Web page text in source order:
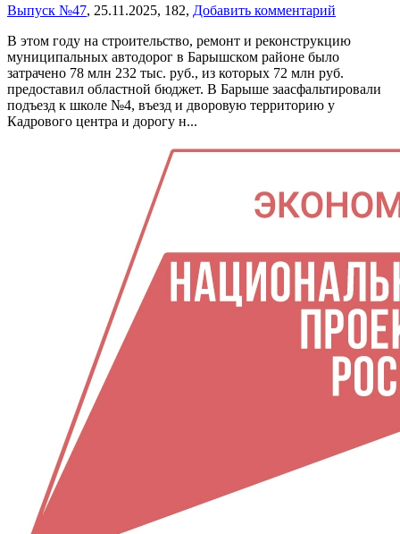
Выпуск №47, 25.11.2025, 182, Добавить комментарий
В этом году на строительство, ремонт и реконструкцию
муниципальных автодорог в Барышском районе было
затрачено 78 млн 232 тыс. руб., из которых 72 млн руб.
предоставил областной бюджет. В Барыше заасфальтировали
подъезд к школе №4, въезд и дворовую территорию у
Кадрового центра и дорогу н...